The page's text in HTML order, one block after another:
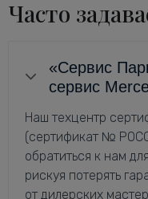
Часто
«Сервис
сервис
Наш техцентр
(сертификат №
обратиться к нам
рискуя потерять
от дилерских